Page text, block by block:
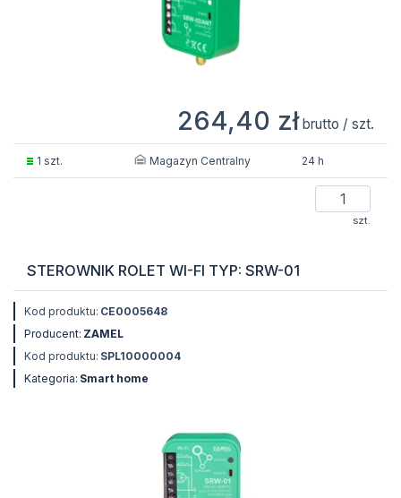
264,40 zł brutto / szt.
1 szt. Magazyn Centralny 24 h
szt.
STEROWNIK ROLET WI-FI TYP: SRW-01
Kod produktu: CE0005648
Producent: ZAMEL
Kod produktu: SPL10000004
Kategoria: Smart home